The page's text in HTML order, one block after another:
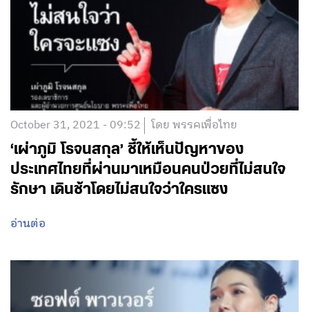
October 31, 2021 - 09:52 โดย พรรคเพื่อไทย
‘เผ่าภูมิ โรจนสกุล’ ชี้ให้เห็นปัญหาของ
ประเทศไทยที่ผ่านมาเหมือนคนป่วยที่ไม่สนใจ
รักษา เดินช้าโดยไม่สนใจว่าใครแซง
อ่านต่อ